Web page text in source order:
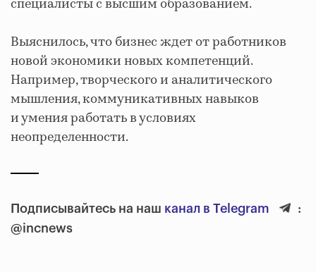
специалисты с высшим образованием.
Выяснилось, что бизнес ждет от работников
новой экономики новых компетенций.
Например, творческого и аналитического
мышления, коммуникативных навыков
и умения работать в условиях
неопределенности.
Подписывайтесь на наш канал в Telegram
:
@incnews